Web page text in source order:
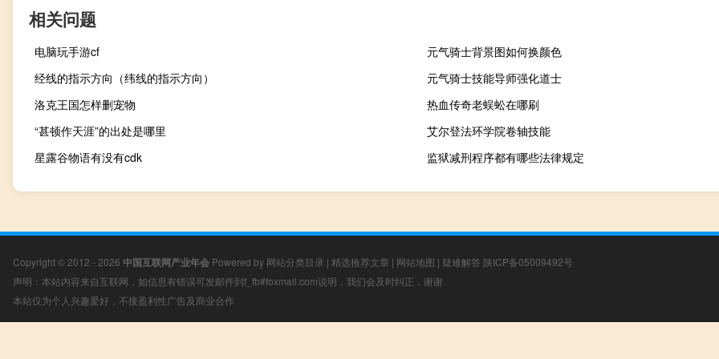
相关问题
电脑玩手游cf
元气骑士背景图如何换颜色
经线的指示方向（纬线的指示方向）
元气骑士技能导师强化道士
洛克王国怎样删宠物
热血传奇老蜈蚣在哪刷
“甚顿作天涯”的出处是哪里
艾尔登法环学院卷轴技能
星露谷物语有没有cdk
监狱减刑程序都有哪些法律规定
Copyright © 2012 - 2026 中国互联网产业年会 Powered by 网站分类目录 | 精选推荐文章 | 网站地图 | 疑难解答 陕ICP备05009492号
声明：本站内容来自互联网，如信息有错误可发邮件到f_fb#foxmail.com说明，我们会及时纠正，谢谢
本站仅为个人兴趣爱好，不接盈利性广告及商业合作